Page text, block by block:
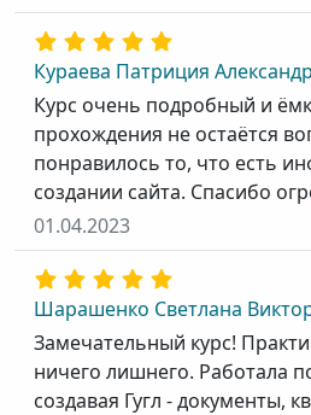
Кураева Патриция
Курс очень подробный и
прохождения не остаётся
понравилось то, что есть
создании сайта. Спасибо
01.04.2023
Шарашенко Светлана
Замечательный курс!
ничего лишнего. Работала
создавая Гугл - документы,